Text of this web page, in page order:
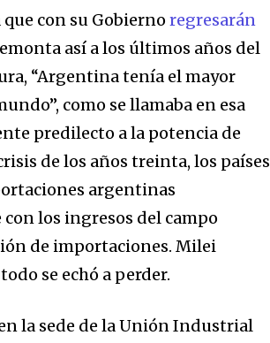
con su Gobierno regresarán
así a los últimos años del
“Argentina tenía el mayor
como se llamaba en esa
predilecto a la potencia de
de los años treinta, los países
argentinas
los ingresos del campo
de importaciones. Milei
se echó a perder.
la sede de la Unión Industrial